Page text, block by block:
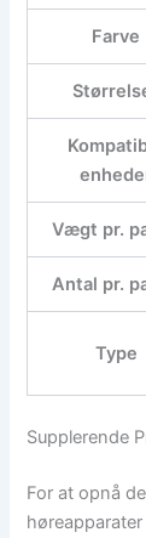
Farve
Vægt pr.
Antal pr.
Type
Supplerende
For at opnå